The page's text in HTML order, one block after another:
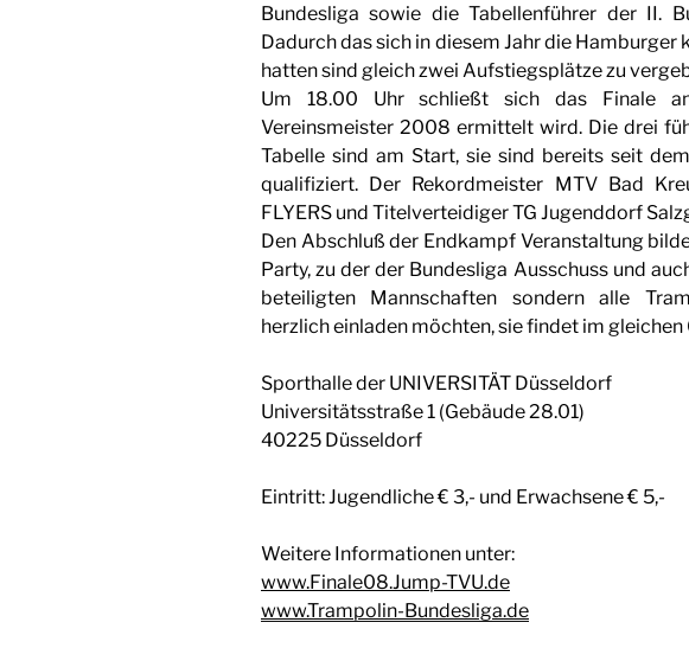
Bundesliga sowie die Tabellenführer der II.
Dadurch das sich in diesem Jahr die
hatten sind gleich zwei Aufstiegsplätze zu
Um 18.00 Uhr schließt sich das Finale
Vereinsmeister 2008 ermittelt wird. Die drei
Tabelle sind am Start, sie sind bereits seit
qualifiziert. Der Rekordmeister MTV Bad
FLYERS und Titelverteidiger TG Jugenddorf
Den Abschluß der Endkampf Veranstaltung
Party, zu der der Bundesliga Ausschuss und
beteiligten Mannschaften sondern alle
herzlich einladen möchten, sie findet im gleichen
Sporthalle der UNIVERSITÄT Düsseldorf
Universitätsstraße 1 (Gebäude 28.01)
40225 Düsseldorf
Eintritt: Jugendliche € 3,- und Erwachsene € 5,-
Weitere Informationen unter:
www.Finale08.Jump-TVU.de
www.Trampolin-Bundesliga.de